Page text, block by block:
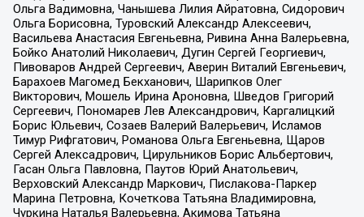
Ольга Вадимовна, Чанышева Лилия Айратовна, Сидорович
Ольга Борисовна, Туровский Александр Алексеевич,
Васильева Анастасия Евгеньевна, Ривина Анна Валерьевна,
Бойко Анатолий Николаевич, Дугин Сергей Георгиевич,
Пивоваров Андрей Сергеевич, Аверин Виталий Евгеньевич,
Барахоев Магомед Бекханович, Шарипков Олег
Викторович, Мошель Ирина Ароновна, Шведов Григорий
Сергеевич, Пономарев Лев Александрович, Каргалицкий
Борис Юльевич, Созаев Валерий Валерьевич, Исламов
Тимур Рифгатович, Романова Ольга Евгеньевна, Щаров
Сергей Алексадрович, Цирульников Борис Альбертович,
Гасан Ольга Павловна, Паутов Юрий Анатольевич,
Верховский Александр Маркович, Пислакова-Паркер
Марина Петровна, Кочеткова Татьяна Владимировна,
Чуркина Наталья Валерьевна, Акимова Татьяна